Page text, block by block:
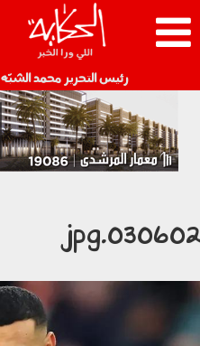
رئيس التحرير محمد الشبّه